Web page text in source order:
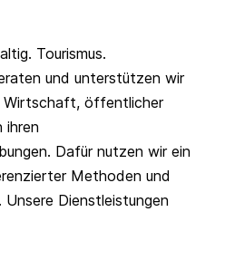
Tourismus.
und unterstützen wir
Wirtschaft, öffentlicher
ihren
Dafür nutzen wir ein
Methoden und
Dienstleistungen